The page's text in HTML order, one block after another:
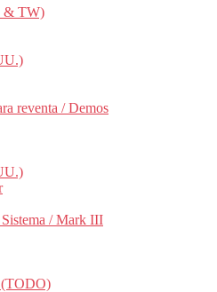
& TW)
reventa / Demos
/ Mark III
(TODO)